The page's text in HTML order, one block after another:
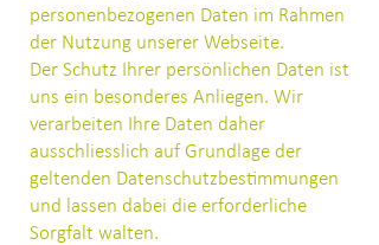
personenbezogenen Daten im Rahmen
der Nutzung unserer Webseite.
Der Schutz Ihrer persönlichen Daten ist
uns ein besonderes Anliegen. Wir
verarbeiten Ihre Daten daher
ausschliesslich auf Grundlage der
geltenden Datenschutzbestimmungen
und lassen dabei die erforderliche
Sorgfalt walten.